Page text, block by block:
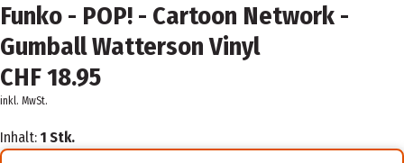
Funko - POP! - Cartoon Network -
Gumball Watterson Vinyl
CHF 18.95
inkl. MwSt.
Inhalt: 1 Stk.